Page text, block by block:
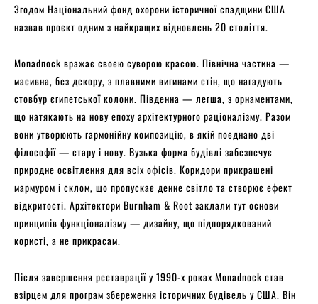
Згодом Національний фонд охорони історичної спадщини США
назвав проєкт одним з найкращих відновлень 20 століття.
Monadnock вражає своєю суворою красою. Північна частина —
масивна, без декору, з плавними вигинами стін, що нагадують
стовбур єгипетської колони. Південна — легша, з орнаментами,
що натякають на нову епоху архітектурного раціоналізму. Разом
вони утворюють гармонійну композицію, в якій поєднано дві
філософії — стару і нову. Вузька форма будівлі забезпечує
природне освітлення для всіх офісів. Коридори прикрашені
мармуром і склом, що пропускає денне світло та створює ефект
відкритості. Архітектори Burnham & Root заклали тут основи
принципів функціоналізму — дизайну, що підпорядкований
користі, а не прикрасам.
Після завершення реставрації у 1990-х роках Monadnock став
взірцем для програм збереження історичних будівель у США. Він